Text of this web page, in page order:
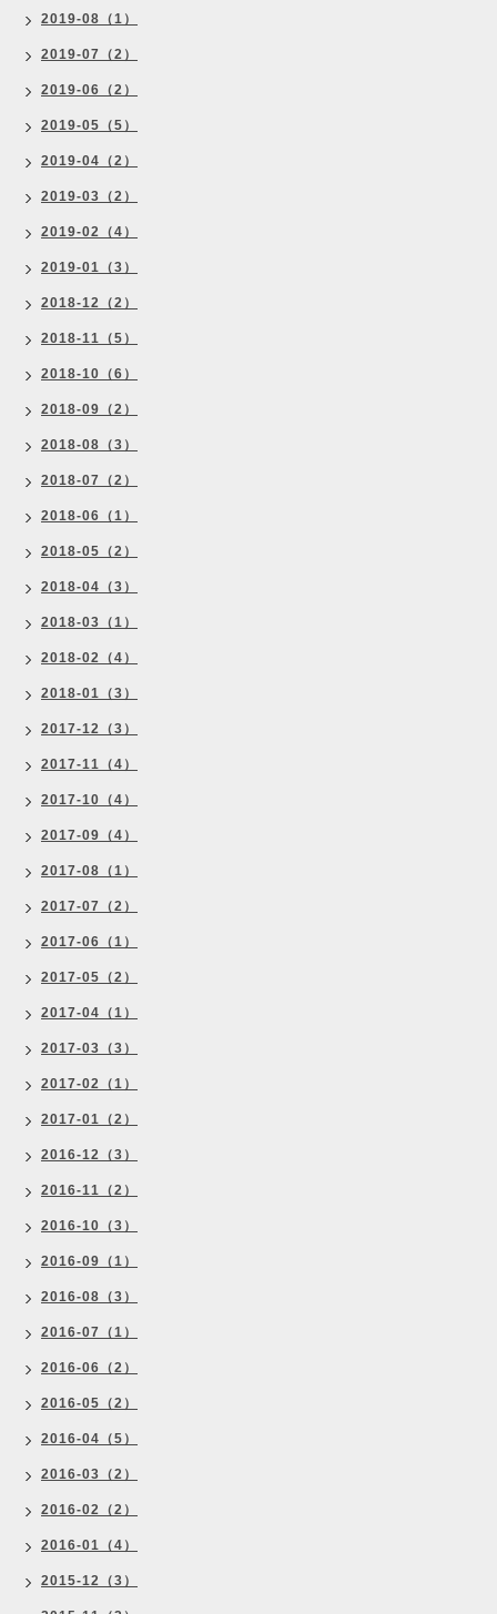
2019-08（1）
2019-07（2）
2019-06（2）
2019-05（5）
2019-04（2）
2019-03（2）
2019-02（4）
2019-01（3）
2018-12（2）
2018-11（5）
2018-10（6）
2018-09（2）
2018-08（3）
2018-07（2）
2018-06（1）
2018-05（2）
2018-04（3）
2018-03（1）
2018-02（4）
2018-01（3）
2017-12（3）
2017-11（4）
2017-10（4）
2017-09（4）
2017-08（1）
2017-07（2）
2017-06（1）
2017-05（2）
2017-04（1）
2017-03（3）
2017-02（1）
2017-01（2）
2016-12（3）
2016-11（2）
2016-10（3）
2016-09（1）
2016-08（3）
2016-07（1）
2016-06（2）
2016-05（2）
2016-04（5）
2016-03（2）
2016-02（2）
2016-01（4）
2015-12（3）